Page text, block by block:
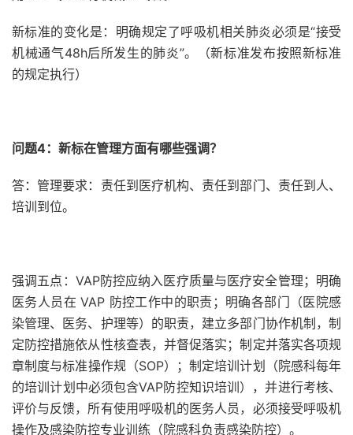
新标准的变化是：明确规定了呼吸机相关肺炎必须是“接受
机械通气48h后所发生的肺炎”。（新标准发布按照新标准
的规定执行）
问题4：新标在管理方面有哪些强调？
答：管理要求：责任到医疗机构、责任到部门、责任到人、
培训到位。
强调五点：VAP防控应纳入医疗质量与医疗安全管理；明确
医务人员在 VAP 防控工作中的职责；明确各部门（医院感
染管理、医务、护理等）的职责，建立多部门协作机制，制
定防控措施依从性核查表，并督促落实；制定并落实各项规
章制度与标准操作规（SOP）；制定培训计划（院感科每年
的培训计划中必须包含VAP防控知识培训），并进行考核、
评价与反馈，所有使用呼吸机的医务人员，必须接受呼吸机
操作及感染防控专业训练（院感科负责感染防控）。